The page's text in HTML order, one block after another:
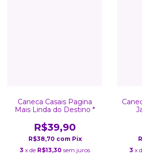
Caneca Casais Pagina
Mais Linda do Destino *
R$39,90
R$38,70 com Pix
3 x de R$13,30 sem juros
3 x